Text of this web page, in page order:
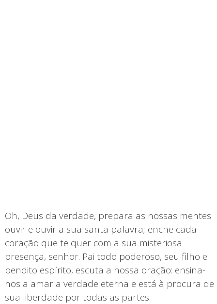
Oh, Deus da verdade, prepara as nossas mentes
ouvir e ouvir a sua santa palavra; enche cada
coração que te quer com a sua misteriosa
presença, senhor. Pai todo poderoso, seu filho e
bendito espírito, escuta a nossa oração: ensina-
nos a amar a verdade eterna e está à procura de
sua liberdade por todas as partes.